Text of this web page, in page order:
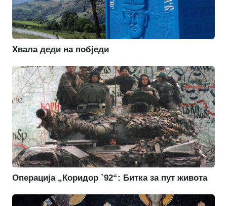
Хвала деди на побједи
Операција „Коридор `92“: Битка за пут живота